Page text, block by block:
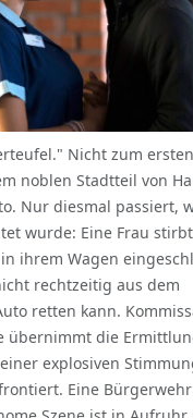
Nicht zum
noblen Stadtteil von
Nur diesmal passiert,
wurde: Eine Frau
ihrem Wagen
rechtzeitig aus dem
retten kann.
übernimmt die
explosiven
Eine